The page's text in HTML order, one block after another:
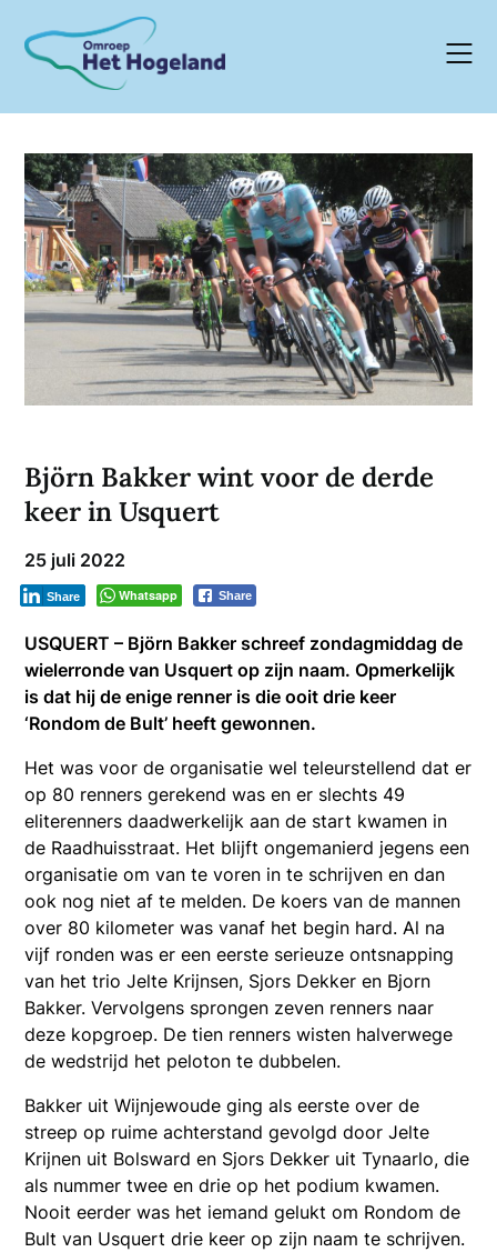
content
Björn Bakker wint voor de derde
keer in Usquert
25 juli 2022
Whatsapp Share
Share
USQUERT – Björn Bakker schreef zondagmiddag de
wielerronde van Usquert op zijn naam. Opmerkelijk
is dat hij de enige renner is die ooit drie keer
‘Rondom de Bult’ heeft gewonnen.
Het was voor de organisatie wel teleurstellend dat er
op 80 renners gerekend was en er slechts 49
eliterenners daadwerkelijk aan de start kwamen in
de Raadhuisstraat. Het blijft ongemanierd jegens een
organisatie om van te voren in te schrijven en dan
ook nog niet af te melden. De koers van de mannen
over 80 kilometer was vanaf het begin hard. Al na
vijf ronden was er een eerste serieuze ontsnapping
van het trio Jelte Krijnsen, Sjors Dekker en Bjorn
Bakker. Vervolgens sprongen zeven renners naar
deze kopgroep. De tien renners wisten halverwege
de wedstrijd het peloton te dubbelen.
Bakker uit Wijnjewoude ging als eerste over de
streep op ruime achterstand gevolgd door Jelte
Krijnen uit Bolsward en Sjors Dekker uit Tynaarlo, die
als nummer twee en drie op het podium kwamen.
Nooit eerder was het iemand gelukt om Rondom de
Bult van Usquert drie keer op zijn naam te schrijven.